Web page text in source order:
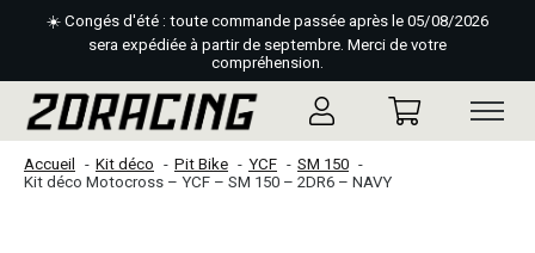
☀️ Congés d'été : toute commande passée après le 05/08/2026
sera expédiée à partir de septembre. Merci de votre
compréhension.
Accueil Kit déco Pit Bike YCF
SM 150
Kit déco Motocross – YCF – SM 150 – 2DR6 – NAVY